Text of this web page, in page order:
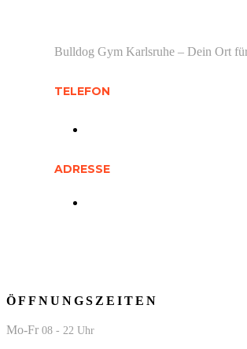
Bulldog Gym Karlsruhe – Dein Ort
TELEFON
ADRESSE
ÖFFNUNGSZEITEN
Mo-Fr 08 - 22 Uhr